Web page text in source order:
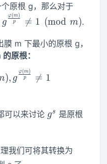
原根 g，那么对于
g^{\frac{\varphi(m)}
{p}}\neq 1\pmod m
g p
φ(m)

= 1 (mod m).
m 下最小的原根 g，
原根：
m
), g p
φ(m)

= 1
可以来讨论 g^s
gs
是原根
我们可将其转换为